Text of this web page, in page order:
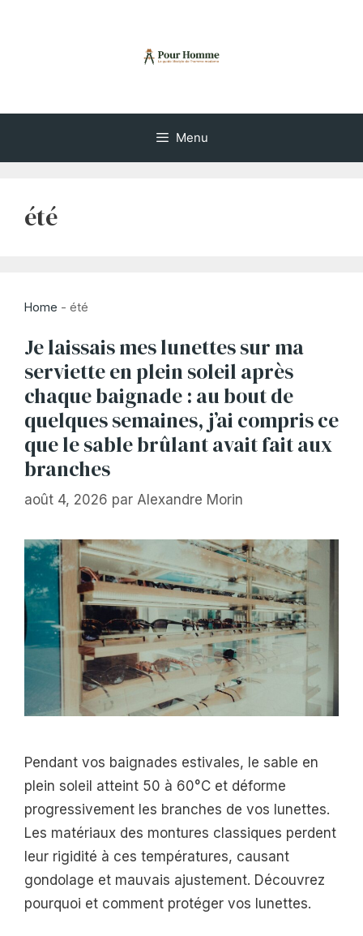
Menu
été
Home - été
Je laissais mes lunettes sur ma
serviette en plein soleil après
chaque baignade : au bout de
quelques semaines, j’ai compris ce
que le sable brûlant avait fait aux
branches
août 4, 2026 par Alexandre Morin
Pendant vos baignades estivales, le sable en
plein soleil atteint 50 à 60°C et déforme
progressivement les branches de vos lunettes.
Les matériaux des montures classiques perdent
leur rigidité à ces températures, causant
gondolage et mauvais ajustement. Découvrez
pourquoi et comment protéger vos lunettes.